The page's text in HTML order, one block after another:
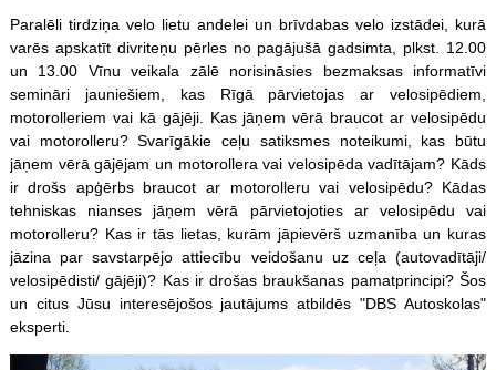
Paralēli tirdziņa velo lietu andelei un brīvdabas velo izstādei, kurā
varēs apskatīt divriteņu pērles no pagājušā gadsimta, plkst. 12.00
un 13.00 Vīnu veikala zālē norisināsies bezmaksas informatīvi
semināri jauniešiem, kas Rīgā pārvietojas ar velosipēdiem,
motorolleriem vai kā gājēji. Kas jāņem vērā braucot ar velosipēdu
vai motorolleru? Svarīgākie ceļu satiksmes noteikumi, kas būtu
jāņem vērā gājējam un motorollera vai velosipēda vadītājam? Kāds
ir drošs apģērbs braucot ar motorolleru vai velosipēdu? Kādas
tehniskas nianses jāņem vērā pārvietojoties ar velosipēdu vai
motorolleru? Kas ir tās lietas, kurām jāpievērš uzmanība un kuras
jāzina par savstarpējo attiecību veidošanu uz ceļa (autovadītāji/
velosipēdisti/ gājēji)? Kas ir drošas braukšanas pamatprincipi? Šos
un citus Jūsu interesējošos jautājums atbildēs "DBS Autoskolas"
eksperti.